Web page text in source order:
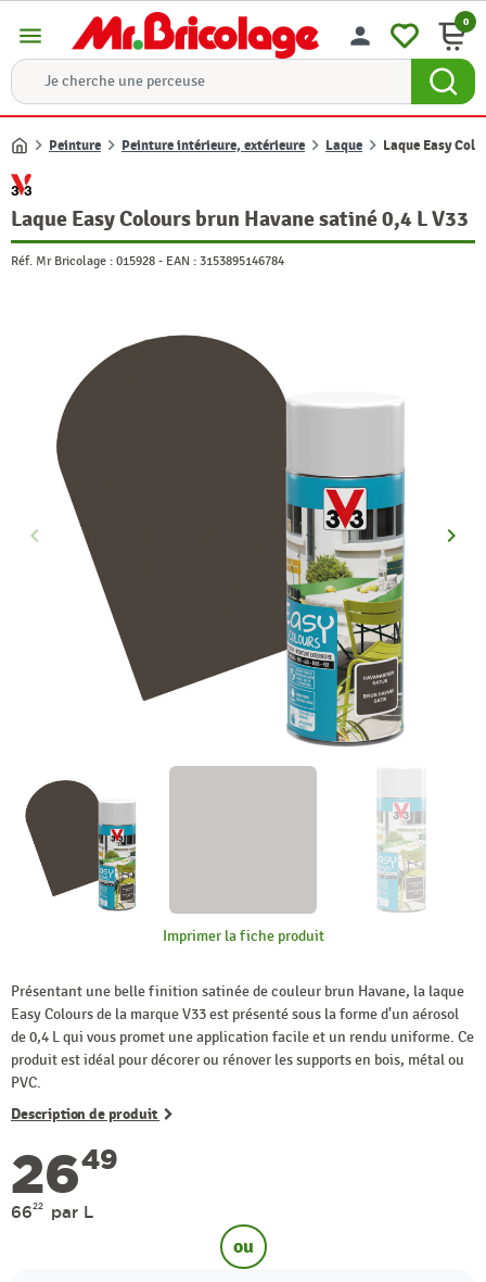
menu person 0
Accueil
Peinture Peinture intérieure, extérieure Laque Laque Easy
Laque Easy Colours brun Havane satiné 0,4 L V33
Réf. Mr Bricolage : 015928 - EAN : 3153895146784
Précédent
keyboard_arrow_left keyboard_arrow_right
Imprimer la fiche produit
Présentant une belle finition satinée de couleur brun Havane, la laque
Easy Colours de la marque V33 est présenté sous la forme d'un aérosol
de 0,4 L qui vous promet une application facile et un rendu uniforme. Ce
produit est idéal pour décorer ou rénover les supports en bois, métal ou
PVC.
Description de produit
2649
6622 par L
ou